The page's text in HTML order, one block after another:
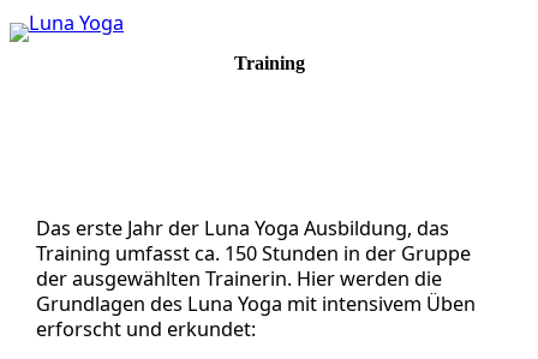
Training
Das erste Jahr der Luna Yoga Ausbildung, das
Training umfasst ca. 150 Stunden in der Gruppe
der ausgewählten Trainerin. Hier werden die
Grundlagen des Luna Yoga mit intensivem Üben
erforscht und erkundet: